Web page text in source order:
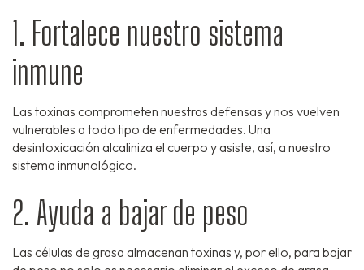
1. Fortalece nuestro sistema
inmune
Las toxinas comprometen nuestras defensas y nos vuelven
vulnerables a todo tipo de enfermedades. Una
desintoxicación alcaliniza el cuerpo y asiste, así, a nuestro
sistema inmunológico.
2. Ayuda a bajar de peso
Las células de grasa almacenan toxinas y, por ello, para bajar